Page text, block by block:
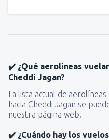
✔️ ¿Qué aerolíneas
Cheddi Jagan?
La lista actual de
hacia Cheddi Jagan se
nuestra página web.
✔️ ¿Cuándo hay los